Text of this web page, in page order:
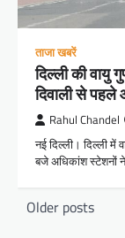
ताजा खबरें
दिल्ली की वायु
दिवाली से
Rahul Chandel
नई दिल्ली। दिल्ली में
बजे अधिकांश स्टेशनों
Posts
Older posts